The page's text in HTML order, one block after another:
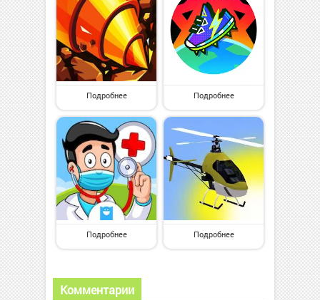
Подробнее Подробнее
Подробнее Подробнее
Комментарии